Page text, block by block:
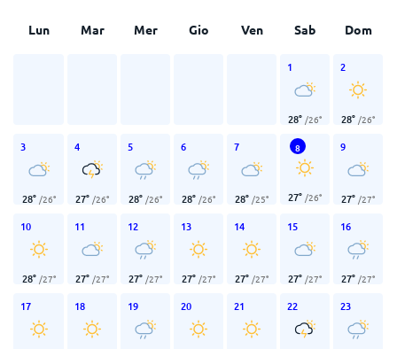
Lun Mar Mer Gio Ven Sab Dom
1
28° /26°
2
28° /26°
3
28° /26°
4
27° /26°
5
28° /26°
6
28° /26°
7
28° /25°
8
27° /26°
9
27° /27°
10
28° /27°
11
27° /27°
12
27° /27°
13
27° /27°
14
27° /27°
15
27° /27°
16
27° /27°
17 18 19 20 21 22 23